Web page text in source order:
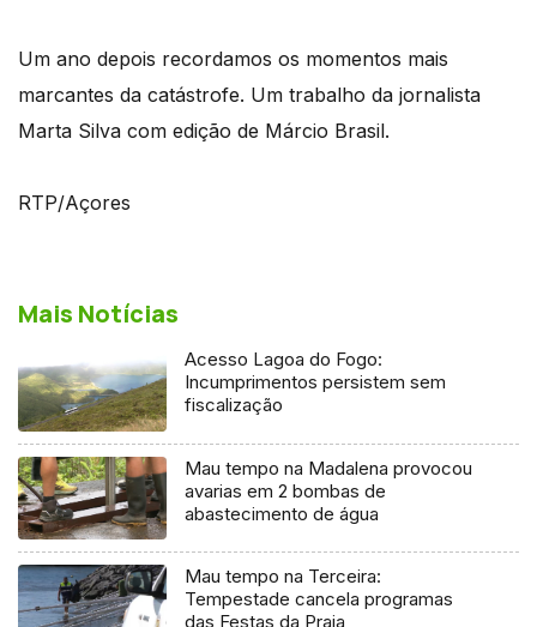
Um ano depois recordamos os momentos mais
marcantes da catástrofe. Um trabalho da jornalista
Marta Silva com edição de Márcio Brasil.
RTP/Açores
Mais Notícias
Acesso Lagoa do Fogo:
Incumprimentos persistem sem
fiscalização
Mau tempo na Madalena provocou
avarias em 2 bombas de
abastecimento de água
Mau tempo na Terceira:
Tempestade cancela programas
das Festas da Praia